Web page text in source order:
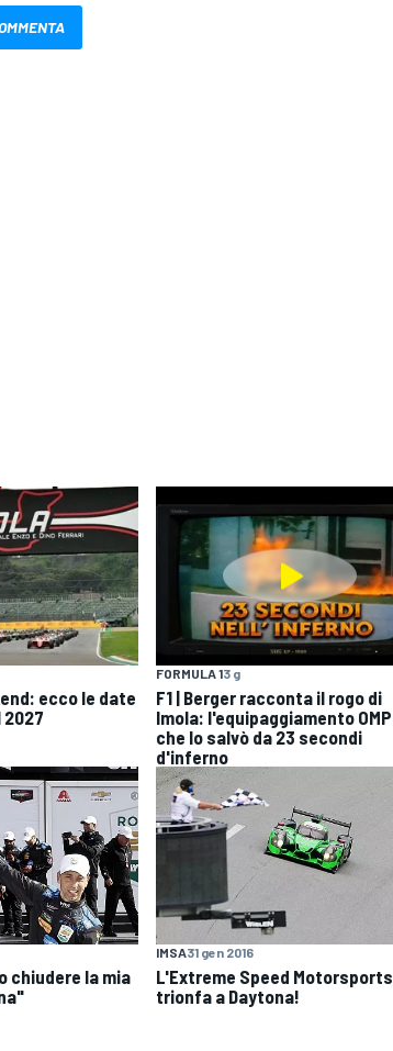
ecco le date
2027
FORMULA 13 g
F1 | Berger racconta il rogo di
Imola: l'equipaggiamento OMP
che lo salvò da 23 secondi
d'inferno
chiudere la mia
IMSA31 gen 2016
L'Extreme Speed Motorsports
trionfa a Daytona!